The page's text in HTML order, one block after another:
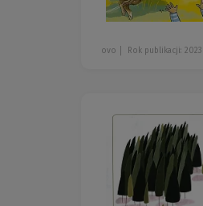
ovo Rok publikacji: 2023